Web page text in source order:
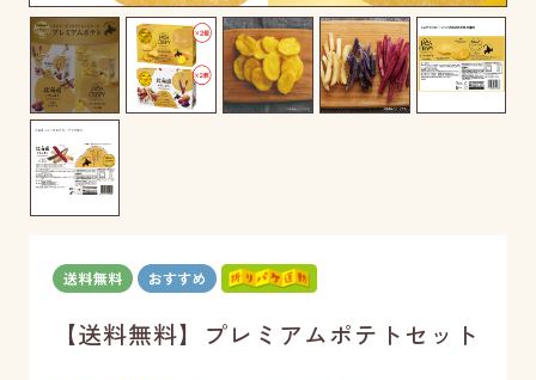
【送料無料】プレミアムポテトセット